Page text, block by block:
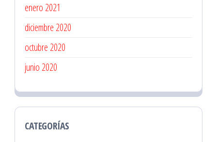
enero 2021
diciembre 2020
octubre 2020
junio 2020
CATEGORÍAS